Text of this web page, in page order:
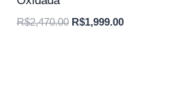
R$2,470.00 O
R$1,999.00O